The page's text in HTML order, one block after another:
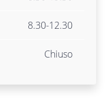
8.30-12.30
Chiuso